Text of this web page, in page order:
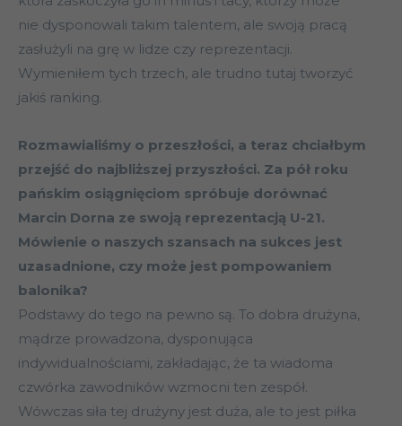
nie dysponowali takim talentem, ale swoją pracą
zasłużyli na grę w lidze czy reprezentacji.
Wymieniłem tych trzech, ale trudno tutaj tworzyć
jakiś ranking.
Rozmawialiśmy o przeszłości, a teraz chciałbym
przejść do najbliższej przyszłości. Za pół roku
pańskim osiągnięciom spróbuje dorównać
Marcin Dorna ze swoją reprezentacją U-21.
Mówienie o naszych szansach na sukces jest
uzasadnione, czy może jest pompowaniem
balonika?
Podstawy do tego na pewno są. To dobra drużyna,
mądrze prowadzona, dysponująca
indywidualnościami, zakładając, że ta wiadoma
czwórka zawodników wzmocni ten zespół.
Wówczas siła tej drużyny jest duża, ale to jest piłka